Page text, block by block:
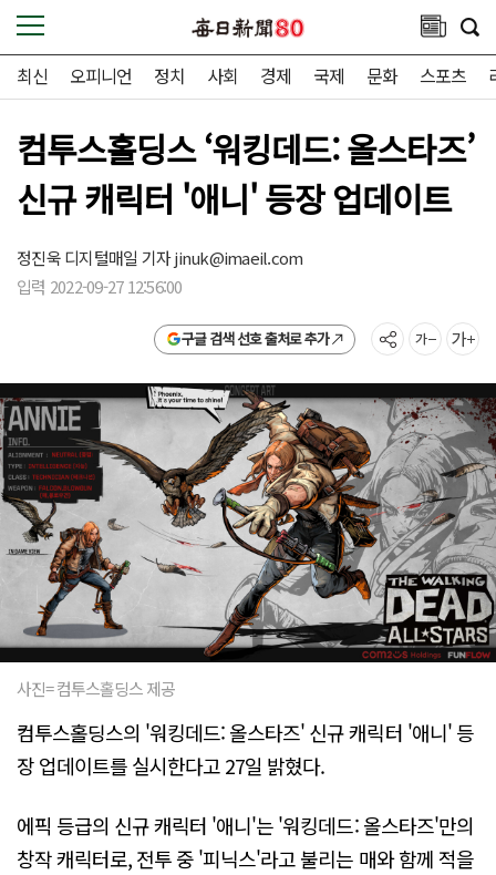
최신 오피니언 정치 사회 경제 국제 문화 스포츠
컴투스홀딩스 ‘워킹데드: 올스타즈’
신규 캐릭터 '애니' 등장 업데이트
정진욱 디지털매일 기자jinuk@imaeil.com
입력 2022-09-27 12:56:00
구글 검색 선호 출처로 추가
사진= 컴투스홀딩스 제공
컴투스홀딩스의 '워킹데드: 올스타즈' 신규 캐릭터 '애니' 등
장 업데이트를 실시한다고 27일 밝혔다.
에픽 등급의 신규 캐릭터 '애니'는 '워킹데드: 올스타즈'만의
창작 캐릭터로, 전투 중 '피닉스'라고 불리는 매와 함께 적을